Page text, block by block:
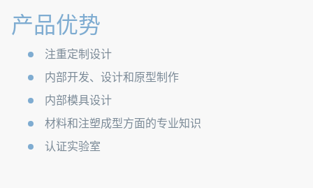
产品优势
注重定制设计
内部开发、设计和原型制作
内部模具设计
材料和注塑成型方面的专业知识
认证实验室